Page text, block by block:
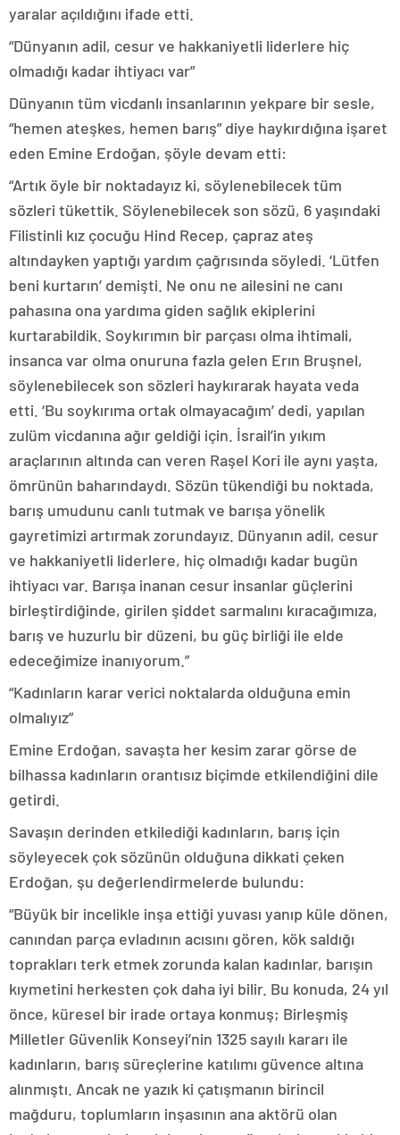
yaralar açıldığını ifade etti.
“Dünyanın adil, cesur ve hakkaniyetli liderlere hiç
olmadığı kadar ihtiyacı var”
Dünyanın tüm vicdanlı insanlarının yekpare bir sesle,
“hemen ateşkes, hemen barış” diye haykırdığına işaret
eden Emine Erdoğan, şöyle devam etti:
“Artık öyle bir noktadayız ki, söylenebilecek tüm
sözleri tükettik. Söylenebilecek son sözü, 6 yaşındaki
Filistinli kız çocuğu Hind Recep, çapraz ateş
altındayken yaptığı yardım çağrısında söyledi. ‘Lütfen
beni kurtarın’ demişti. Ne onu ne ailesini ne canı
pahasına ona yardıma giden sağlık ekiplerini
kurtarabildik. Soykırımın bir parçası olma ihtimali,
insanca var olma onuruna fazla gelen Erın Bruşnel,
söylenebilecek son sözleri haykırarak hayata veda
etti. ‘Bu soykırıma ortak olmayacağım’ dedi, yapılan
zulüm vicdanına ağır geldiği için. İsrail’in yıkım
araçlarının altında can veren Raşel Kori ile aynı yaşta,
ömrünün baharındaydı. Sözün tükendiği bu noktada,
barış umudunu canlı tutmak ve barışa yönelik
gayretimizi artırmak zorundayız. Dünyanın adil, cesur
ve hakkaniyetli liderlere, hiç olmadığı kadar bugün
ihtiyacı var. Barışa inanan cesur insanlar güçlerini
birleştirdiğinde, girilen şiddet sarmalını kıracağımıza,
barış ve huzurlu bir düzeni, bu güç birliği ile elde
edeceğimize inanıyorum.”
“Kadınların karar verici noktalarda olduğuna emin
olmalıyız”
Emine Erdoğan, savaşta her kesim zarar görse de
bilhassa kadınların orantısız biçimde etkilendiğini dile
getirdi.
Savaşın derinden etkilediği kadınların, barış için
söyleyecek çok sözünün olduğuna dikkati çeken
Erdoğan, şu değerlendirmelerde bulundu:
“Büyük bir incelikle inşa ettiği yuvası yanıp küle dönen,
canından parça evladının acısını gören, kök saldığı
toprakları terk etmek zorunda kalan kadınlar, barışın
kıymetini herkesten çok daha iyi bilir. Bu konuda, 24 yıl
önce, küresel bir irade ortaya konmuş; Birleşmiş
Milletler Güvenlik Konseyi’nin 1325 sayılı kararı ile
kadınların, barış süreçlerine katılımı güvence altına
alınmıştı. Ancak ne yazık ki çatışmanın birincil
mağduru, toplumların inşasının ana aktörü olan